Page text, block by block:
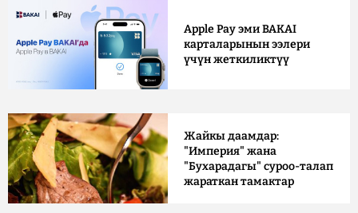
Apple Pay эми BAKAI
карталарынын ээлери
үчүн жеткиликтүү
Жайкы даамдар:
"Империя" жана
"Бухарадагы" суроо-талап
жараткан тамактар